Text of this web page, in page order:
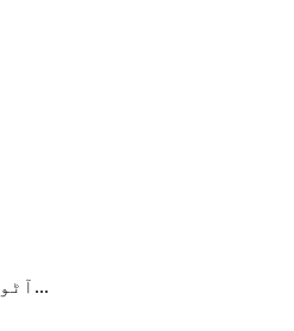
آٹوموٹیو ایئر کنڈیشنگ کی مستحکم کارکردگی ایک آرام دہ سفر کے تجربے کی بنیادی ضمانت ہے، اور یہ بہت زیادہ انحصار کرتا ہے...